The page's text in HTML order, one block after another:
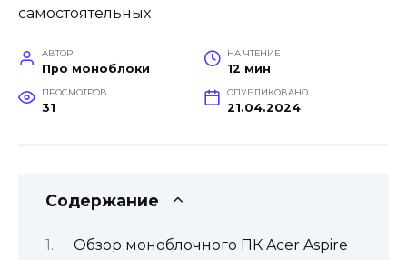
АВТОР
Про моноблоки
НА ЧТЕНИЕ
12 мин
ПРОСМОТРОВ
31
ОПУБЛИКОВАНО
21.04.2024
Содержание
Обзор моноблочного ПК Acer Aspire